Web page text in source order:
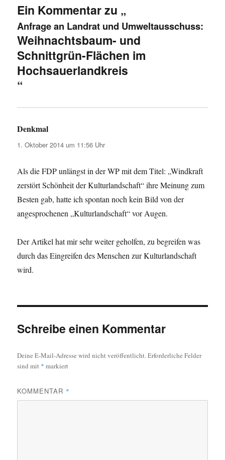
Ein Kommentar zu „
Anfrage an Landrat und Umweltausschuss:
Weihnachtsbaum- und
Schnittgrün-Flächen im
Hochsauerlandkreis
“
Denkmal
1. Oktober 2014 um 11:56 Uhr
Als die FDP unlängst in der WP mit dem Titel: „Windkraft
zerstört Schönheit der Kulturlandschaft“ ihre Meinung zum
Besten gab, hatte ich spontan noch kein Bild von der
angesprochenen „Kulturlandschaft“ vor Augen.
Der Artikel hat mir sehr weiter geholfen, zu begreifen was
durch das Eingreifen des Menschen zur Kulturlandschaft
wird.
Schreibe einen Kommentar
Deine E-Mail-Adresse wird nicht veröffentlicht.Erforderliche Felder
sind mit * markiert
KOMMENTAR *